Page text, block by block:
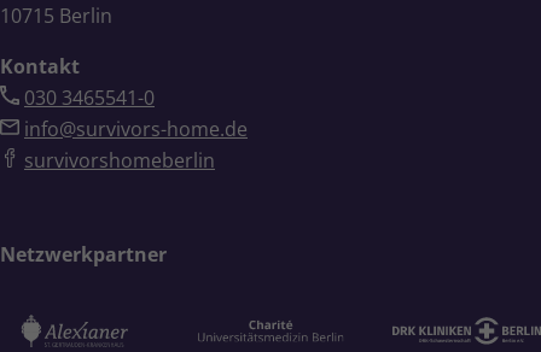
10715 Berlin
Kontakt
030 3465541-0
info@survivors-home.de
survivorshomeberlin
Netzwerkpartner